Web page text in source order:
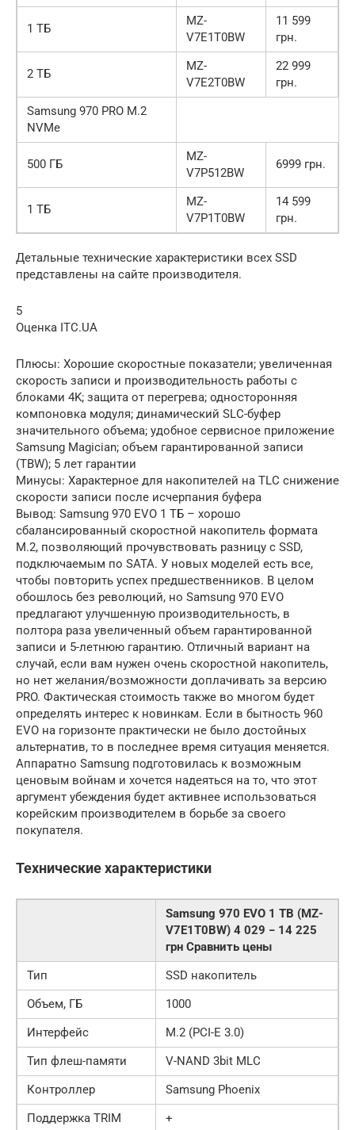
1 ТБ
MZ-
V7E1T0BW
11 599
грн.
2 ТБ
MZ-
V7E2T0BW
22 999
грн.
Samsung 970 PRO M.2
NVMe
500 ГБ
MZ-
V7P512BW
6999 грн.
1 ТБ
MZ-
V7P1T0BW
14 599
грн.
Детальные технические характеристики всех SSD
представлены на сайте производителя.
5
Оценка ITC.UA
Плюсы: Хорошие скоростные показатели; увеличенная
скорость записи и производительность работы с
блоками 4K; защита от перегрева; односторонняя
компоновка модуля; динамический SLC-буфер
значительного объема; удобное сервисное приложение
Samsung Magician; объем гарантированной записи
(TBW); 5 лет гарантии
Минусы: Характерное для накопителей на TLC снижение
скорости записи после исчерпания буфера
Вывод: Samsung 970 EVO 1 ТБ – хорошо
сбалансированный скоростной накопитель формата
M.2, позволяющий прочувствовать разницу с SSD,
подключаемым по SATA. У новых моделей есть все,
чтобы повторить успех предшественников. В целом
обошлось без революций, но Samsung 970 EVO
предлагают улучшенную производительность, в
полтора раза увеличенный объем гарантированной
записи и 5-летнюю гарантию. Отличный вариант на
случай, если вам нужен очень скоростной накопитель,
но нет желания/возможности доплачивать за версию
PRO. Фактическая стоимость также во многом будет
определять интерес к новинкам. Если в бытность 960
EVO на горизонте практически не было достойных
альтернатив, то в последнее время ситуация меняется.
Аппаратно Samsung подготовилась к возможным
ценовым войнам и хочется надеяться на то, что этот
аргумент убеждения будет активнее использоваться
корейским производителем в борьбе за своего
покупателя.
Технические характеристики
Samsung 970 EVO 1 TB (MZ-
V7E1T0BW) 4 029 − 14 225
грн Сравнить цены
Тип
SSD накопитель
Объем, ГБ
1000
Интерфейс
M.2 (PCI-E 3.0)
Тип флеш-памяти
V-NAND 3bit MLC
Контроллер
Samsung Phoenix
Поддержка TRIM
+